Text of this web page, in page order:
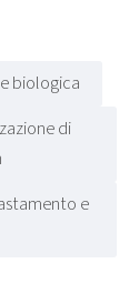
biologica
di
e